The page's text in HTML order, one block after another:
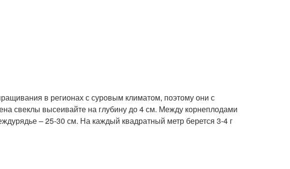
в регионах с суровым климатом, поэтому они с
свеклы высеивайте на глубину до 4 см. Между корнеплодами
– 25-30 см. На каждый квадратный метр берется 3-4 г